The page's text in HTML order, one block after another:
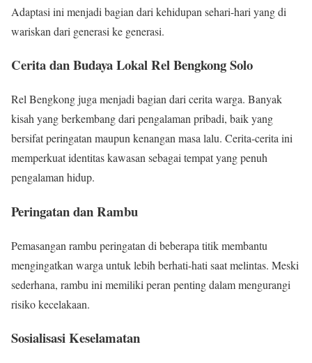
Adaptasi ini menjadi bagian dari kehidupan sehari-hari yang di
wariskan dari generasi ke generasi.
Cerita dan Budaya Lokal Rel Bengkong Solo
Rel Bengkong juga menjadi bagian dari cerita warga. Banyak
kisah yang berkembang dari pengalaman pribadi, baik yang
bersifat peringatan maupun kenangan masa lalu. Cerita-cerita ini
memperkuat identitas kawasan sebagai tempat yang penuh
pengalaman hidup.
Peringatan dan Rambu
Pemasangan rambu peringatan di beberapa titik membantu
mengingatkan warga untuk lebih berhati-hati saat melintas. Meski
sederhana, rambu ini memiliki peran penting dalam mengurangi
risiko kecelakaan.
Sosialisasi Keselamatan